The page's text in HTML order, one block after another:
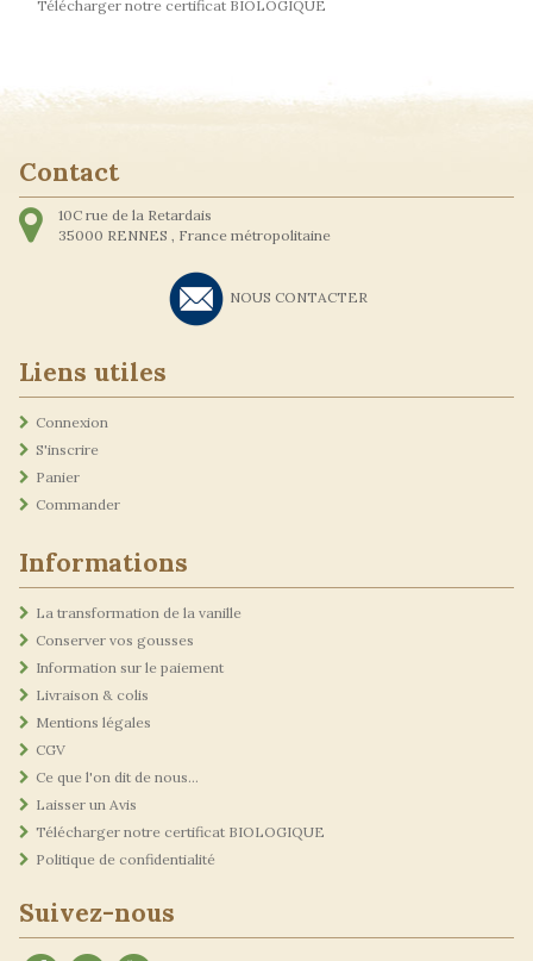
Télécharger notre certificat BIOLOGIQUE
Contact
10C rue de la Retardais
35000 RENNES , France métropolitaine
NOUS CONTACTER
Liens utiles
Connexion
S'inscrire
Panier
Commander
Informations
La transformation de la vanille
Conserver vos gousses
Information sur le paiement
Livraison & colis
Mentions légales
CGV
Ce que l'on dit de nous...
Laisser un Avis
Télécharger notre certificat BIOLOGIQUE
Politique de confidentialité
Suivez-nous